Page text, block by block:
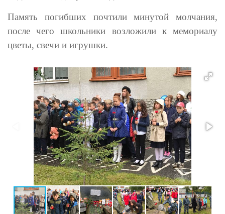
Память погибших почтили минутой молчания,
после чего школьники возложили к мемориалу
цветы, свечи и игрушки.